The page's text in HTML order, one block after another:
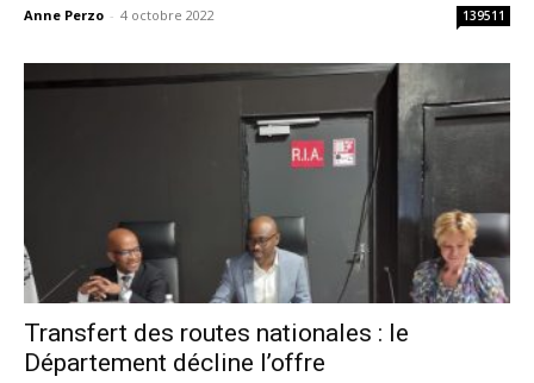
Anne Perzo - 4 octobre 2022 139511
Transfert des routes nationales : le
Département décline l’offre